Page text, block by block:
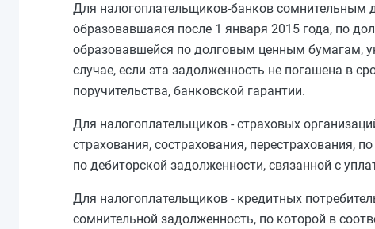
Для налогоплательщиков-банков сомнительным
образовавшаяся после 1 января 2015 года, по
образовавшейся по долговым ценным бумагам,
случае, если эта задолженность не погашена в
поручительства, банковской гарантии.
Для налогоплательщиков - страховых
страхования, сострахования, перестрахования,
по дебиторской задолженности, связанной с
Для налогоплательщиков - кредитных
сомнительной задолженность, по которой в